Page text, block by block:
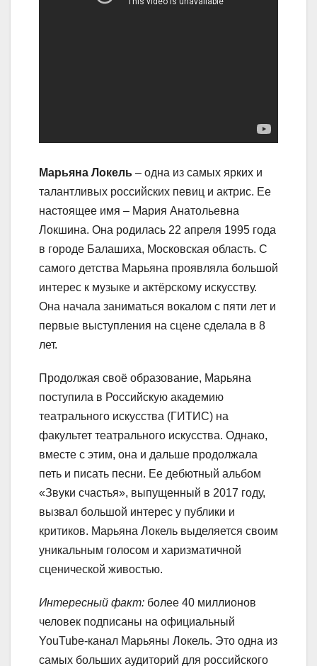
Марьяна Локель – одна из самых ярких и
талантливых российских певиц и актрис. Ее
настоящее имя – Мария Анатольевна
Локшина. Она родилась 22 апреля 1995 года
в городе Балашиха, Московская область. С
самого детства Марьяна проявляла большой
интерес к музыке и актёрскому искусству.
Она начала заниматься вокалом с пяти лет и
первые выступления на сцене сделала в 8
лет.
Продолжая своё образование, Марьяна
поступила в Российскую академию
театрального искусства (ГИТИС) на
факультет театрального искусства. Однако,
вместе с этим, она и дальше продолжала
петь и писать песни. Ее дебютный альбом
«Звуки счастья», выпущенный в 2017 году,
вызвал большой интерес у публики и
критиков. Марьяна Локель выделяется своим
уникальным голосом и харизматичной
сценической живостью.
Интересный факт: более 40 миллионов
человек подписаны на официальный
YouTube-канал Марьяны Локель. Это одна из
самых больших аудиторий для российского